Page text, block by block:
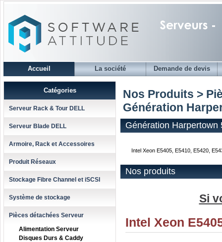
Accueil La société Demande de devis
Catégories
Serveur Rack & Tour DELL
Serveur Blade DELL
Armoire, Rack et Accessoires
Produit Réseaux
Stockage Fibre Channel et iSCSI
Système de stockage
Pièces détachées Serveur
Alimentation Serveur
Disques Durs & Caddy
Nos Produits >
Génération
Génération Harpertown
Intel Xeon E5405, E5410, E5420,
Nos produits
Si
Intel Xeon